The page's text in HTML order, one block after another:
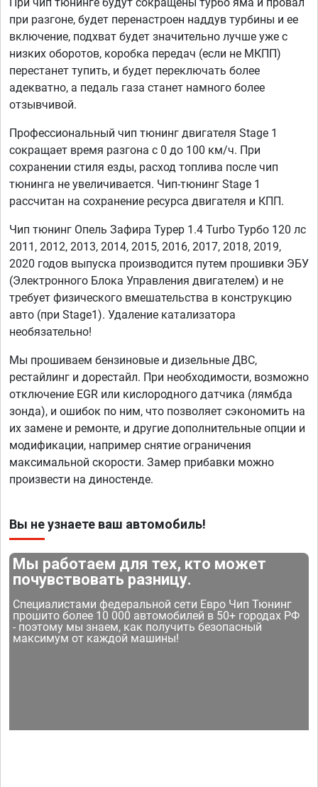
при разгоне, будет перенастроен наддув турбины и ее
включение, подхват будет значительно лучше уже с
низких оборотов, коробка передач (если не МКПП)
перестанет тупить, и будет переключать более
адекватно, а педаль газа станет намного более
отзывчивой.
Профессиональный чип тюнинг двигателя Stage 1
сокращает время разгона с 0 до 100 км/ч. При
сохранении стиля езды, расход топлива после чип
тюнинга не увеличивается. Чип-тюнинг Stage 1
рассчитан на сохранение ресурса двигателя и КПП.
Чип тюнинг Опель Зафира Турер 1.4 Turbo Турбо 120 лс
2011, 2012, 2013, 2014, 2015, 2016, 2017, 2018, 2019,
2020 годов выпуска производится путем прошивки ЭБУ
(Электронного Блока Управления двигателем) и не
требует физического вмешательства в конструкцию
авто (при Stage1). Удаление катализатора
необязательно!
Мы прошиваем бензиновые и дизельные ДВС,
рестайлинг и дорестайл. При необходимости, возможно
отключение EGR или кислородного датчика (лямбда
зонда), и ошибок по ним, что позволяет сэкономить на
их замене и ремонте, и другие дополнительные опции и
модификации, например снятие ограничения
максимальной скорости. Замер прибавки можно
произвести на диностенде.
Вы не узнаете ваш автомобиль!
Мы работаем для тех, кто может
почувствовать разницу.
Специалистами федеральной сети Евро Чип Тюнинг
прошито более 10 000 автомобилей в 50+ городах РФ
- поэтому мы знаем, как получить безопасный
максимум от каждой машины!